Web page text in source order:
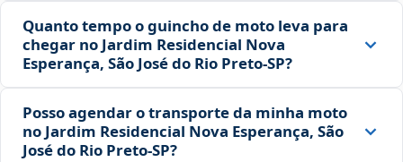
Quanto tempo o guincho de moto leva para
chegar no Jardim Residencial Nova
Esperança, São José do Rio Preto‑SP?
Posso agendar o transporte da minha moto
no Jardim Residencial Nova Esperança, São
José do Rio Preto‑SP?